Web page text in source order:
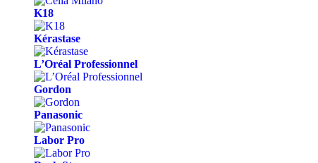
K18
Kérastase
L’Oréal Professionnel
Gordon
Panasonic
Labor Pro